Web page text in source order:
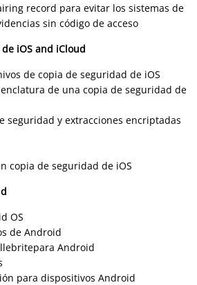
record para evitar los sistemas de
sin código de acceso
iOS and iCloud
de copia de seguridad de iOS
de una copia de seguridad de
seguridad y extracciones encriptadas
copia de seguridad de iOS
OS
de Android
Android
para dispositivos Android